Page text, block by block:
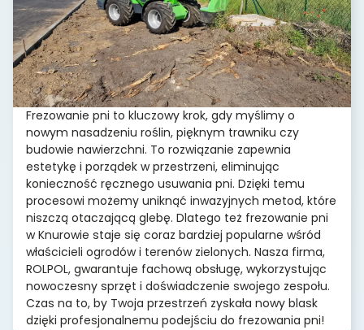
Frezowanie pni to kluczowy krok, gdy myślimy o
nowym nasadzeniu roślin, pięknym trawniku czy
budowie nawierzchni. To rozwiązanie zapewnia
estetykę i porządek w przestrzeni, eliminując
konieczność ręcznego usuwania pni. Dzięki temu
procesowi możemy uniknąć inwazyjnych metod, które
niszczą otaczającą glebę. Dlatego też frezowanie pni
w Knurowie staje się coraz bardziej popularne wśród
właścicieli ogrodów i terenów zielonych. Nasza firma,
ROLPOL, gwarantuje fachową obsługę, wykorzystując
nowoczesny sprzęt i doświadczenie swojego zespołu.
Czas na to, by Twoja przestrzeń zyskała nowy blask
dzięki profesjonalnemu podejściu do frezowania pni!